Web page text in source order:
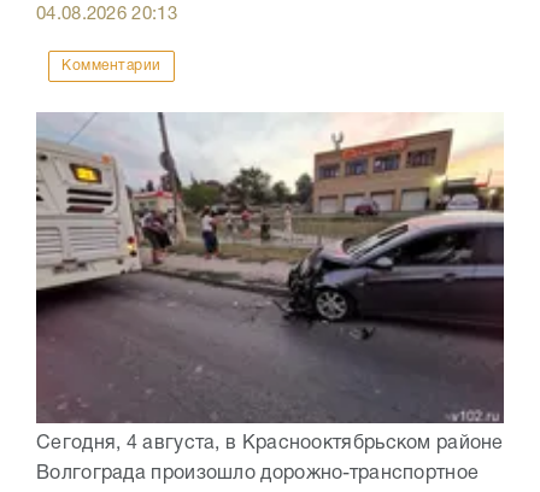
04.08.202620:13
Комментарии
Сегодня, 4 августа, в Краснооктябрьском районе
Волгограда произошло дорожно-транспортное